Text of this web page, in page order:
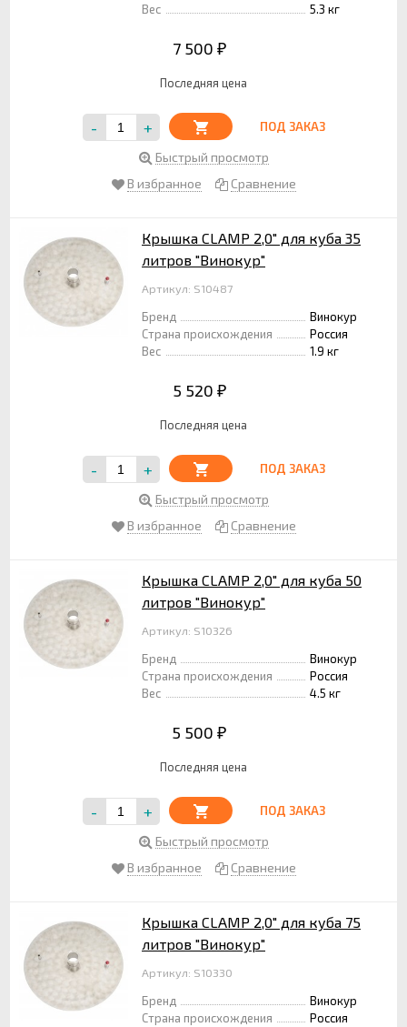
Вес
5.3 кг
7 500 ₽
Последняя цена
- + ПОД ЗАКАЗ
Быстрый просмотр
В избранное
Сравнение
Крышка CLAMP 2,0" для куба 35
литров "Винокур"
Артикул: S10487
Бренд
Винокур
Страна происхождения
Россия
Вес
1.9 кг
5 520 ₽
Последняя цена
- + ПОД ЗАКАЗ
Быстрый просмотр
В избранное
Сравнение
Крышка CLAMP 2,0" для куба 50
литров "Винокур"
Артикул: S10326
Бренд
Винокур
Страна происхождения
Россия
Вес
4.5 кг
5 500 ₽
Последняя цена
- + ПОД ЗАКАЗ
Быстрый просмотр
В избранное
Сравнение
Крышка CLAMP 2,0" для куба 75
литров "Винокур"
Артикул: S10330
Бренд
Винокур
Страна происхождения
Россия